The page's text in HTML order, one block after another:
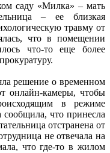
саду «Милка» – мать
– ее близкая
травму от
что в помещении
что-то еще более
решение о временном
онлайн-камеры, чтобы
в режиме
что принесла
отстранена от
не отвечала на
что где-то в жилом